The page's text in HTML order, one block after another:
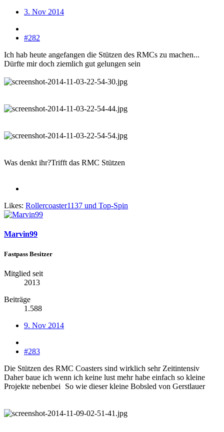
3. Nov 2014
#282
Ich hab heute angefangen die Stützen des RMCs zu machen...
Dürfte mir doch ziemlich gut gelungen sein
Was denkt ihr?Trifft das RMC Stützen
Likes: Rollercoaster1137 und Top-Spin
Marvin99
Fastpass Besitzer
Mitglied seit
2013
Beiträge
1.588
9. Nov 2014
#283
Die Stützen des RMC Coasters sind wirklich sehr Zeitintensiv
Daher baue ich wenn ich keine lust mehr habe einfach so kleine
Projekte nebenbei
So wie dieser kleine Bobsled von Gerstlauer